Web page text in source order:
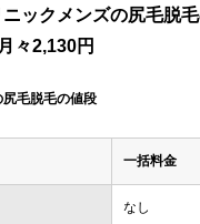
ックメンズの尻毛脱
々2,130円
毛脱毛の値段
一括料金
なし